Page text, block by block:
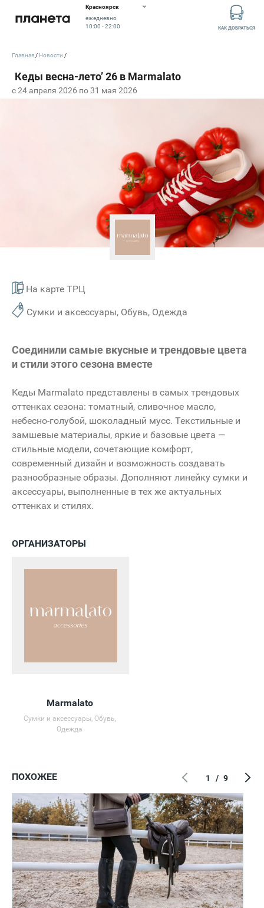
Красноярск
ежедневно
10:00 - 22:00
КАК ДОБРАТЬСЯ
c 24 апреля 2026 по 31 мая 2026
На карте ТРЦ
Сумки и аксессуары, Обувь, Одежда
Главная Новости
Соединили самые вкусные и трендовые цвета
и стили этого сезона вместе
Кеды Marmalato представлены в самых трендовых
оттенках сезона: томатный, сливочное масло,
небесно-голубой, шоколадный мусс. Текстильные и
замшевые материалы, яркие и базовые цвета —
стильные модели, сочетающие комфорт,
современный дизайн и возможность создавать
разнообразные образы. Дополняют линейку сумки и
аксессуары, выполненные в тех же актуальных
оттенках и стилях.
ОРГАНИЗАТОРЫ
Marmalato
Сумки и аксессуары, Обувь,
Одежда
ПОХОЖЕЕ 1 / 9